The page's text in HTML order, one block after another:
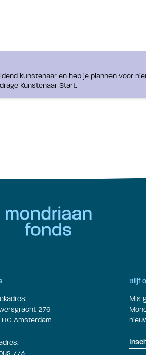
kunstenaar en heb je plannen voor
Kunstenaar Start.
276
HG Amsterdam
773
Blijf
Mis